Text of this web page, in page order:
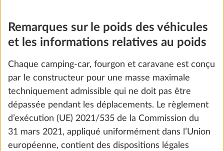
Remarques sur le poids des véhicules
et les informations relatives au poids
Chaque camping-car, fourgon et caravane est conçu
par le constructeur pour une masse maximale
techniquement admissible qui ne doit pas être
dépassée pendant les déplacements. Le règlement
d’exécution (UE) 2021/535 de la Commission du
31 mars 2021, appliqué uniformément dans l’Union
européenne, contient des dispositions légales